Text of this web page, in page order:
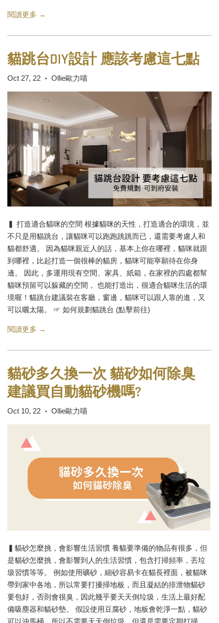
閱讀更多 →
貓跳台DIY設計 應該考慮這七點
Oct 27, 22 • Ollie歐力喵
▍ 打造適合貓咪的空間 根據貓咪的天性，打造適合的環境，並
不只是用貓跳台，讓貓咪可以跑跑跳跳而已，還需要考慮人和
貓都舒適。 因為貓咪親近人的話，基本上你在哪裡，貓咪就跟
到哪裡，比起打造一個很棒的貓房，貓咪可能寧願待在你身
邊。 因此，多運用現有空間、家具、紙箱，在家裡的四處都幫
貓咪預留可以躲藏的空間， 也能打造出，很適合貓咪生活的環
境喔！貓跳台建議裝在客廳，窗邊，貓咪可以跟人靠的進，又
可以曬太陽。 ☞ 如何規劃貓跳台 (點擊前往)
閱讀更多 →
貓砂多久換一次 貓砂如何除臭
建議買自動貓砂機嗎?
Oct 10, 22 • Ollie歐力喵
▍貓砂怎麼挑，會影響生活習慣 養貓要準備的物品有很多，但
是貓砂怎麼挑，會影響到人的生活習慣，包含打掃頻率，丟垃
圾習慣等等。 例如使用礦砂，細砂容易卡在貓長裡面，被貓咪
帶到家中各地，所以常要打擾掃地板，而且凝結的排泄物貓砂
要包好，否則會很臭，因此幾乎要天天倒垃圾，生活上最好配
備吸塵器和貓砂墊。 假設使用豆腐砂，地板會乾淨一點，貓砂
可以沖馬桶，所以不需要天天倒垃圾，但還是需要定期打掃，